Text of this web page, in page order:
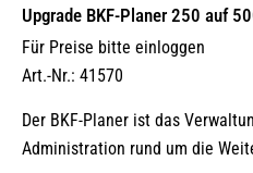
Upgrade BKF-Planer 250 auf
Für Preise bitte einloggen
Art.-Nr.: 41570
Der BKF-Planer ist das
Administration rund um die